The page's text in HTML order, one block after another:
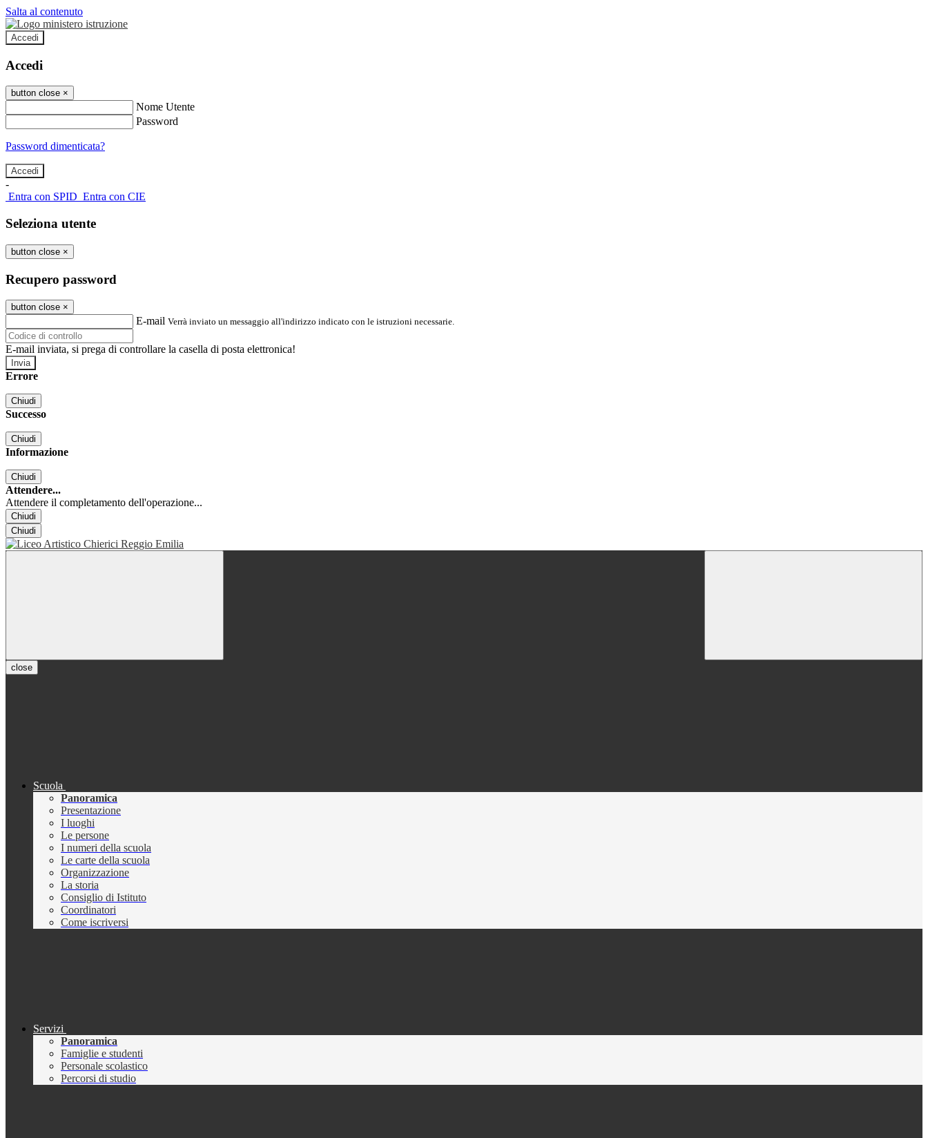
Salta al contenuto
Accedi
Accedi
button close ×
Nome Utente
Password
Password dimenticata?
-
Entra con SPID Entra con CIE
Seleziona utente
button close ×
Recupero password
button close ×
E-mail Verrà inviato un messaggio all'indirizzo indicato con le istruzioni necessarie.
E-mail inviata, si prega di controllare la casella di posta elettronica!
Errore
Chiudi
Successo
Chiudi
Informazione
Chiudi
Attendere...
Attendere il completamento dell'operazione...
Chiudi
Chiudi
close
Scuola
Panoramica
Presentazione
I luoghi
Le persone
I numeri della scuola
Le carte della scuola
Organizzazione
La storia
Consiglio di Istituto
Coordinatori
Come iscriversi
Servizi
Panoramica
Famiglie e studenti
Personale scolastico
Percorsi di studio